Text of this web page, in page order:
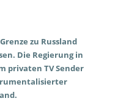
zu Russland
Die Regierung in
privaten TV Sender